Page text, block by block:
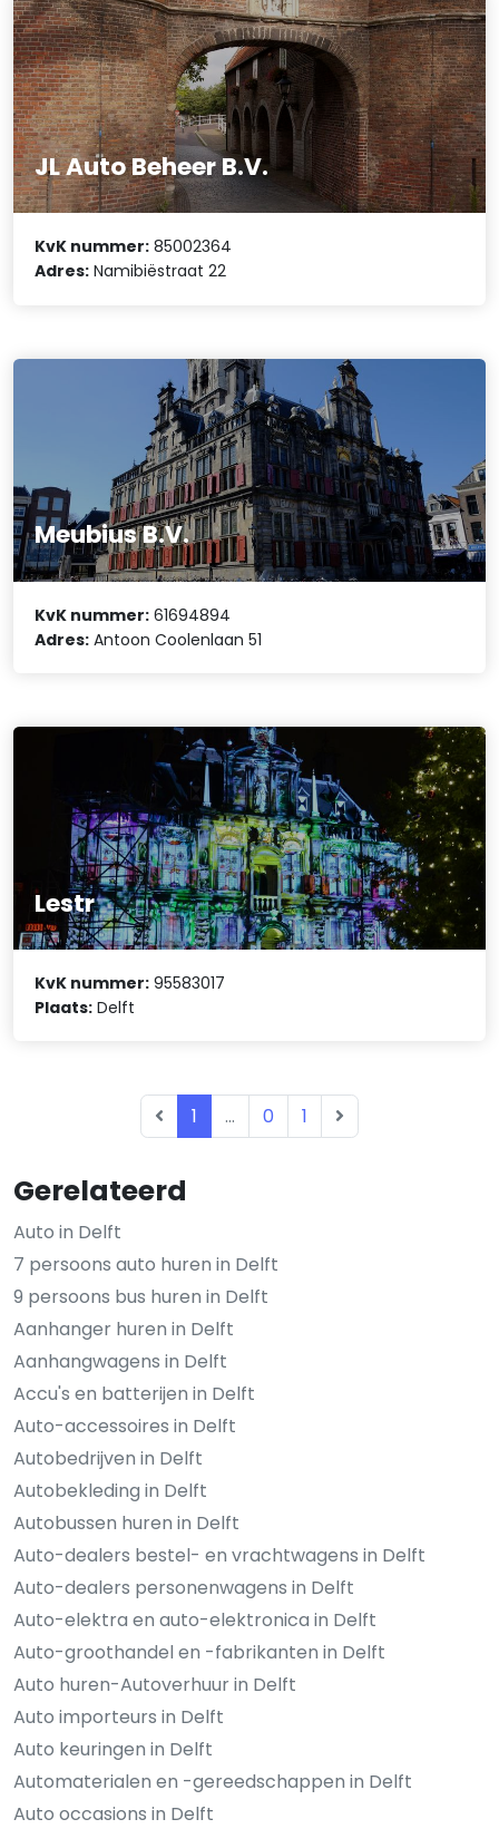
Gerelateerd
Auto in Delft
7 persoons auto huren in Delft
9 persoons bus huren in Delft
Aanhanger huren in Delft
Aanhangwagens in Delft
Accu's en batterijen in Delft
Auto-accessoires in Delft
Autobedrijven in Delft
Autobekleding in Delft
Autobussen huren in Delft
Auto-dealers bestel- en vrachtwagens in Delft
Auto-dealers personenwagens in Delft
Auto-elektra en auto-elektronica in Delft
Auto-groothandel en -fabrikanten in Delft
Auto huren-Autoverhuur in Delft
Auto importeurs in Delft
Auto keuringen in Delft
Automaterialen en -gereedschappen in Delft
Auto occasions in Delft
JL Auto Beheer B.V.
KvK nummer: 85002364
Adres: Namibiëstraat 22
Meubius B.V.
KvK nummer: 61694894
Adres: Antoon Coolenlaan 51
Lestr
KvK nummer: 95583017
Plaats: Delft
1 ... 0 1